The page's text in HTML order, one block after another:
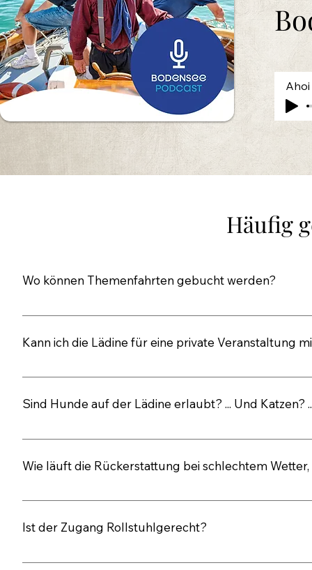
Ahoi
Häufig
Wo können Themenfahrten gebucht werden?
Die Tourist-Information in Immenstaad reserviert
Kann ich die Lädine für eine private Veranstaltung
Jederzeit gerne! Alle Infos hierzu finden Sie unter der
Sind Hunde auf der Lädine erlaubt? ... Und Katzen?
Brave Hunde dürfen an Bord. Schnurrende Katzen
Wie läuft die Rückerstattung bei schlechtem
Bargeldlos per Rücküberweisung entsprechend dem
Ist der Zugang Rollstuhlgerecht?
Nein ist er nicht. Aber ein oder zwei Rollstuhlfahrer